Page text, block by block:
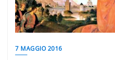
7 MAGGIO 2016